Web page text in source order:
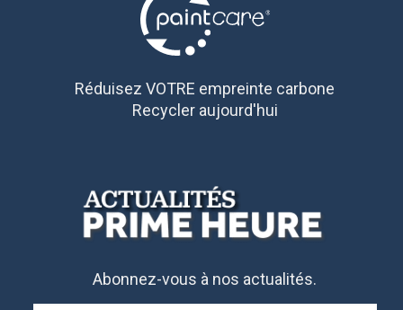
Réduisez VOTRE empreinte carbone
Recycler aujourd'hui
Abonnez-vous à nos actualités.